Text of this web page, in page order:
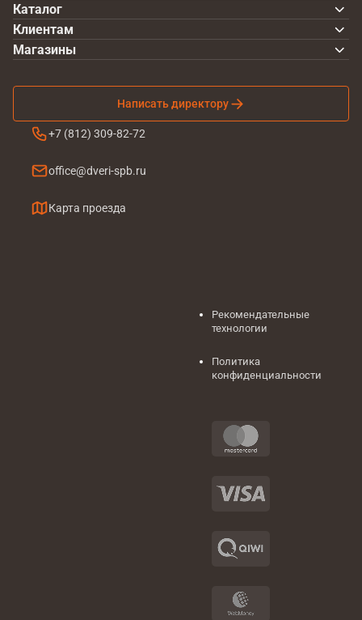
Каталог
Клиентам
Написать директору
+7 (812) 309-82-72
office@dveri-spb.ru
Карта проезда
Магазины
Рекомендательные
технологии
Политика
конфиденциальности